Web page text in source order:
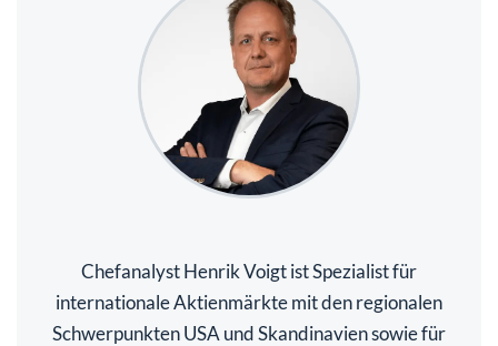
Chefanalyst Henrik Voigt ist Spezialist für
internationale Aktienmärkte mit den regionalen
Schwerpunkten USA und Skandinavien sowie für